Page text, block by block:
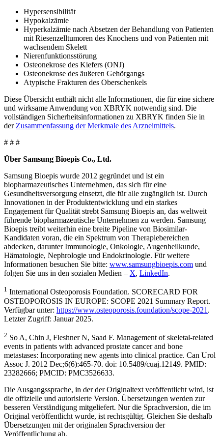
Hypersensibilität
Hypokalzämie
Hyperkalzämie nach Absetzen der Behandlung von Patienten
mit Riesenzelltumoren des Knochens und von Patienten mit
wachsendem Skelett
Nierenfunktionsstörung
Osteonekrose des Kiefers (ONJ)
Osteonekrose des äußeren Gehörgangs
Atypische Frakturen des Oberschenkels
Diese Übersicht enthält nicht alle Informationen, die für eine sichere
und wirksame Anwendung von XBRYK notwendig sind. Die
vollständigen Sicherheitsinformationen zu XBRYK finden Sie in
der Zusammenfassung der Merkmale des Arzneimittels.
# # #
Über Samsung Bioepis Co., Ltd.
Samsung Bioepis wurde 2012 gegründet und ist ein
biopharmazeutisches Unternehmen, das sich für eine
Gesundheitsversorgung einsetzt, die für alle zugänglich ist. Durch
Innovationen in der Produktentwicklung und ein starkes
Engagement für Qualität strebt Samsung Bioepis an, das weltweit
führende biopharmazeutische Unternehmen zu werden. Samsung
Bioepis treibt weiterhin eine breite Pipeline von Biosimilar-
Kandidaten voran, die ein Spektrum von Therapiebereichen
abdecken, darunter Immunologie, Onkologie, Augenheilkunde,
Hämatologie, Nephrologie und Endokrinologie. Für weitere
Informationen besuchen Sie bitte: www.samsungbioepis.com und
folgen Sie uns in den sozialen Medien – X, LinkedIn.
1 International Osteoporosis Foundation. SCORECARD FOR
OSTEOPOROSIS IN EUROPE: SCOPE 2021 Summary Report.
Verfügbar unter: https://www.osteoporosis.foundation/scope-2021 .
Letzter Zugriff: Januar 2025.
2 So A, Chin J, Fleshner N, Saad F. Management of skeletal-related
events in patients with advanced prostate cancer and bone
metastases: Incorporating new agents into clinical practice. Can Urol
Assoc J. 2012 Dec;6(6):465-70. doi: 10.5489/cuaj.12149. PMID:
23282666; PMCID: PMC3526633.
Die Ausgangssprache, in der der Originaltext veröffentlicht wird, ist
die offizielle und autorisierte Version. Übersetzungen werden zur
besseren Verständigung mitgeliefert. Nur die Sprachversion, die im
Original veröffentlicht wurde, ist rechtsgültig. Gleichen Sie deshalb
Übersetzungen mit der originalen Sprachversion der
Veröffentlichung ab.